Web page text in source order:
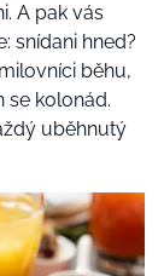
A pak vás
snídani hned?
běhu,
se kolonád.
uběhnutý